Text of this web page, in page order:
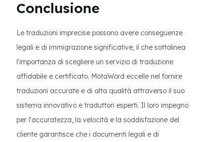
Conclusione
Le traduzioni imprecise possono avere conseguenze
legali e di immigrazione significative, il che sottolinea
l'importanza di scegliere un servizio di traduzione
affidabile e certificato. MotaWord eccelle nel fornire
traduzioni accurate e di alta qualità attraverso il suo
sistema innovativo e traduttori esperti. Il loro impegno
per l'accuratezza, la velocità e la soddisfazione del
cliente garantisce che i documenti legali e di